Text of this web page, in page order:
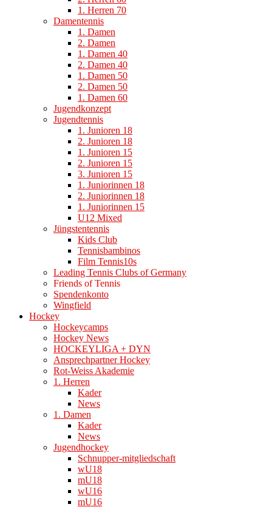
1. Herren 70
Damentennis
1. Damen
2. Damen
1. Damen 40
2. Damen 40
1. Damen 50
2. Damen 50
1. Damen 60
Jugendkonzept
Jugendtennis
1. Junioren 18
2. Junioren 18
1. Junioren 15
2. Junioren 15
3. Junioren 15
1. Juniorinnen 18
2. Juniorinnen 18
1. Juniorinnen 15
U12 Mixed
Jüngstentennis
Kids Club
Tennisbambinos
Film Tennis10s
Leading Tennis Clubs of Germany
Friends of Tennis
Spendenkonto
Wingfield
Hockey
Hockeycamps
Hockey News
HOCKEYLIGA + DYN
Ansprechpartner Hockey
Rot-Weiss Akademie
1. Herren
Kader
News
1. Damen
Kader
News
Jugendhockey
Schnupper-mitgliedschaft
wU18
mU18
wU16
mU16